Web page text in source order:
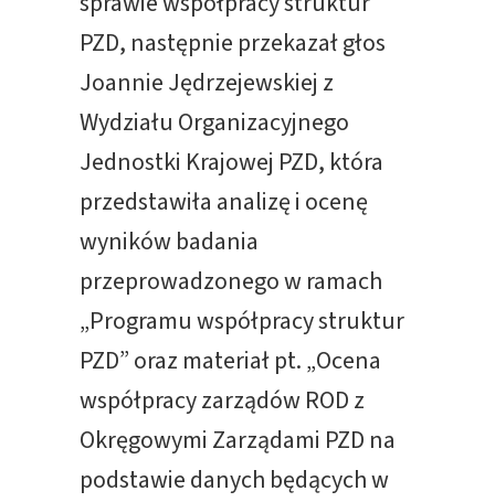
PZD, następnie przekazał głos
Joannie Jędrzejewskiej z
Wydziału Organizacyjnego
Jednostki Krajowej PZD, która
przedstawiła analizę i ocenę
wyników badania
przeprowadzonego w ramach
„Programu współpracy struktur
PZD” oraz materiał pt. „Ocena
współpracy zarządów ROD z
Okręgowymi Zarządami PZD na
podstawie danych będących w